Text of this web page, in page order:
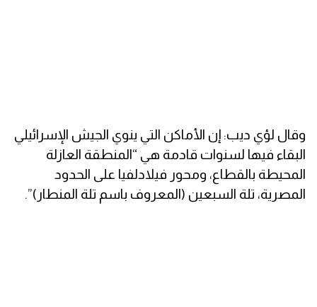
وقال لؤي ديب: إن الأماكن التي ينوي الجيش الإسرائيلي
البقاء فيها لسنوات قادمة هي “المنطقة العازلة
المحيطة بالقطاع، ومحور فيلادلفيا على الحدود
المصرية، تلة السبعين (المعروف باسم تلة المنطار)”.